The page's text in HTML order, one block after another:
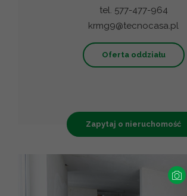
tel. 577-477-964
krmg9@tecnocasa.pl
Oferta oddziału
Zapytaj o nieruchomość